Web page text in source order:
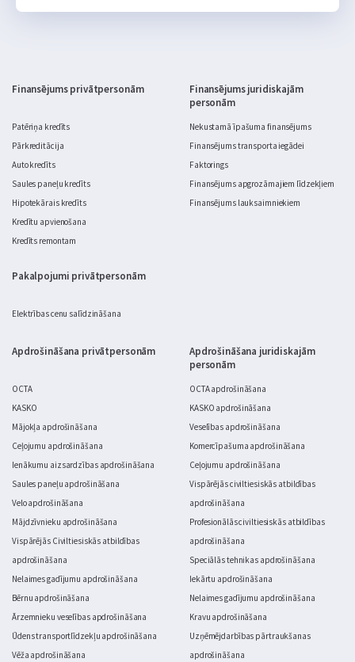
Finansējums privātpersonām
Patēriņa kredīts
Pārkreditācija
Auto kredīts
Saules paneļu kredīts
Hipotekārais kredīts
Kredītu apvienošana
Kredīts remontam
Pakalpojumi privātpersonām
Elektrības cenu salīdzināšana
Finansējums juridiskajām
personām
Nekustamā īpašuma finansējums
Finansējums transporta iegādei
Faktorings
Finansējums apgrozāmajiem līdzekļiem
Finansējums lauksaimniekiem
Apdrošināšana privātpersonām
OCTA
KASKO
Mājokļa apdrošināšana
Ceļojumu apdrošināšana
Ienākumu aizsardzības apdrošināšana
Saules paneļu apdrošināšana
Velo apdrošināšana
Mājdzīvnieku apdrošināšana
Vispārējās Civiltiesiskās atbildības
apdrošināšana
Nelaimes gadījumu apdrošināšana
Bērnu apdrošināšana
Ārzemnieku veselības apdrošināšana
Ūdens transportlīdzekļu apdrošināšana
Vēža apdrošināšana
Apdrošināšana juridiskajām
personām
OCTA apdrošināšana
KASKO apdrošināšana
Veselības apdrošināšana
Komercīpašuma apdrošināšana
Ceļojumu apdrošināšana
Vispārējās civiltiesiskās atbildības
apdrošināšana
Profesionālās civiltiesiskās atbildības
apdrošināšana
Speciālās tehnikas apdrošināšana
Iekārtu apdrošināšana
Nelaimes gadījumu apdrošināšana
Kravu apdrošināšana
Uzņēmējdarbības pārtraukšanas
apdrošināšana